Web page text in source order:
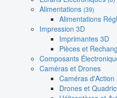
Alimentations (39)
Alimentations
Impression 3D
Imprimantes 3D
Pièces et
Composants
Caméras et Drones
Caméras d'Action
Drones et